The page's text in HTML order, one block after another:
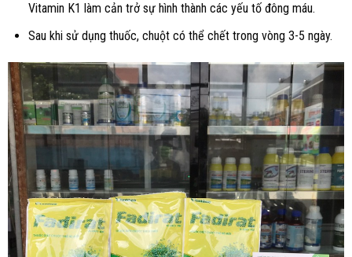
Vitamin K1 làm cản trở sự hình thành các yếu tố đông máu.
Sau khi sử dụng thuốc, chuột có thể chết trong vòng 3-5 ngày.